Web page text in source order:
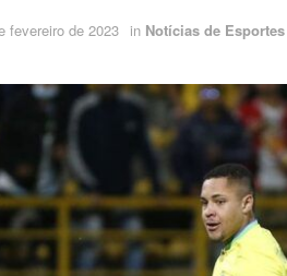
fevereiro de 2023 in Notícias de Esportes